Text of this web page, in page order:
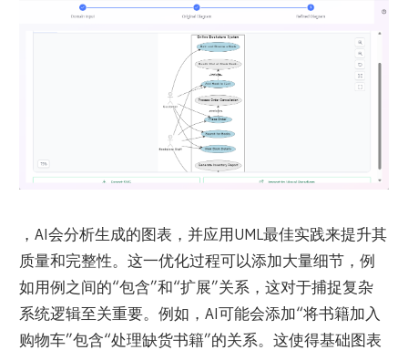
，AI会分析生成的图表，并应用UML最佳实践来提升其
质量和完整性。这一优化过程可以添加大量细节，例
如用例之间的“包含”和“扩展”关系，这对于捕捉复杂
系统逻辑至关重要。例如，AI可能会添加“将书籍加入
购物车”包含“处理缺货书籍”的关系。这使得基础图表